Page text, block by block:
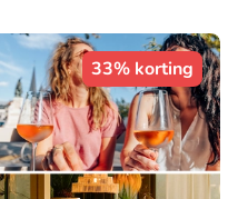
33% korting